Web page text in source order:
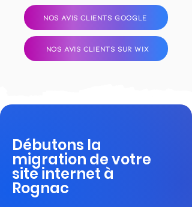
NOS AVIS CLIENTS GOOGLE
NOS AVIS CLIENTS SUR WIX
Débutons la
migration de votre
site internet à
Rognac